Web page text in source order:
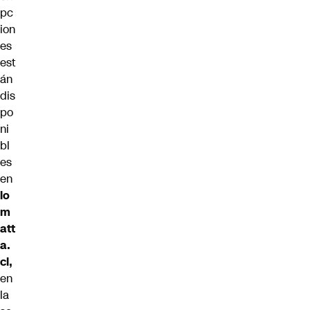
pc
ion
es
est
án
dis
po
ni
bl
es
en
lo
m
att
a.
cl,
en
la